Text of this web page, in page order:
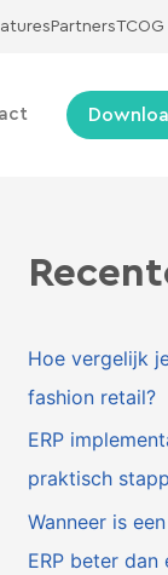
Partners
Hoe vergelijk
fashion retail?
ERP
praktisch
Wanneer is
ERP beter dan